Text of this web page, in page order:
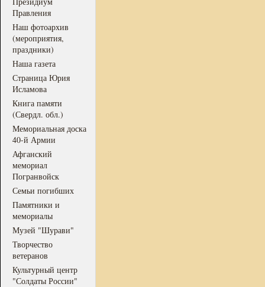
Правления
Наш фотоархив
(мероприятия,
праздники)
Наша газета
Страница Юрия
Исламова
Книга памяти
(Свердл. обл.)
Мемориальная доска
40-й Армии
Афганский
мемориал
Погранвойск
Семьи погибших
Памятники и
мемориалы
Музей "Шурави"
Творчество
ветеранов
Культурный центр
"Солдаты России"